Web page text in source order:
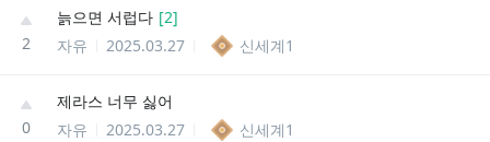
2
늙으면 서럽다 [2]
자유
2025.03.27 신세계1
0
제라스 너무 싫어
자유
2025.03.27 신세계1